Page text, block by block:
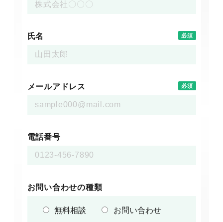
氏名 必須
メールアドレス 必須
電話番号
お問い合わせの種類
無料相談
お問い合わせ